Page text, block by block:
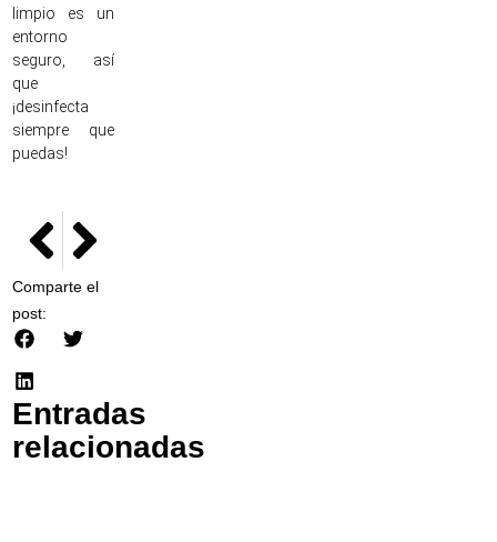
limpio es un
entorno
seguro, así
que
¡desinfecta
siempre que
puedas!
PREVIOUS
Cómo elegir la mejor inmobiliaria para vender un piso
NEXT
La conexión entre la salud dental y la belleza
Comparte el
post:
Entradas
relacionadas